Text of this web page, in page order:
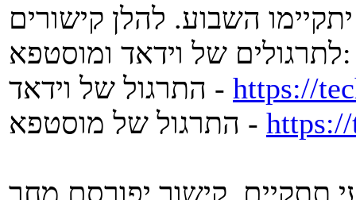
השבוע. להלן קישורים
לתרגולים של וידאד ומוסטפא:
התרגול של וידאד - https://
התרגול של מוסטפא -